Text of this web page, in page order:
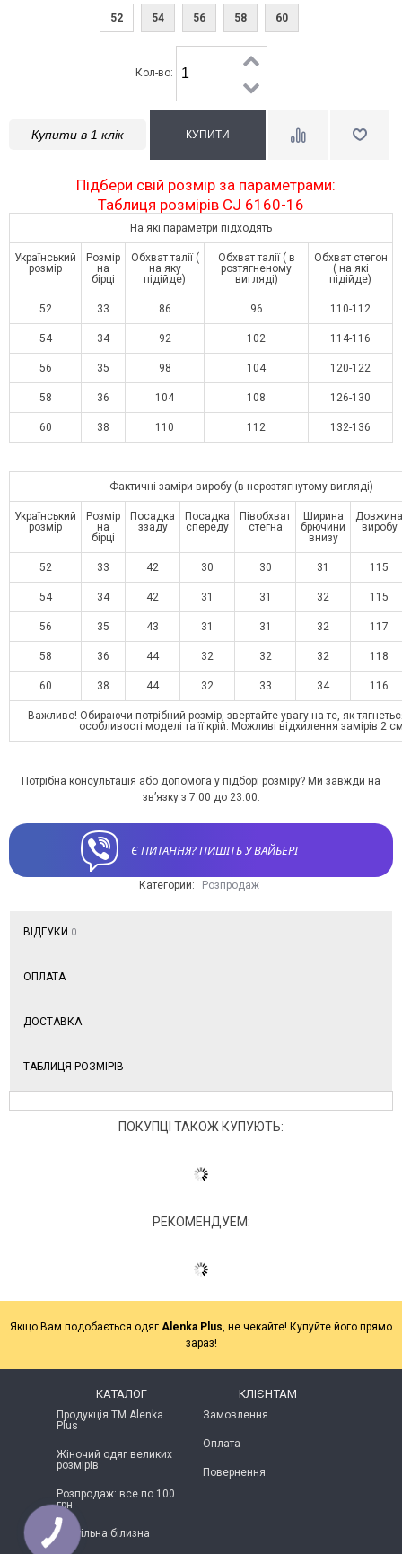
52
54 56 58 60
Кол-во:
Купити в 1 клік
Підбери свій розмір за параметрами:
Таблиця розмірів CJ 6160-16
На які параметри підходять
Український
розмір
Розмір
на
бірці
Обхват талії (
на яку
підійде)
Обхват талії ( в
розтягненому
вигляді)
Обхват стегон
( на які
підійде)
52 33 86 96 110-112
54 34 92 102 114-116
56 35 98 104 120-122
58 36 104 108 126-130
60 38 110 112 132-136
Фактичні заміри виробу (в нерозтягнутому вигляді)
Український
розмір
Розмір
на
бірці
Посадка
ззаду
Посадка
спереду
Півобхват
стегна
Ширина
брючини
внизу
Довжина
виробу
52 33 42 30 30 31 115
54 34 42 31 31 32 115
56 35 43 31 31 32 117
58 36 44 32 32 32 118
60 38 44 32 33 34 116
Важливо! Обираючи потрібний розмір, звертайте увагу на те, як
особливості моделі та її крій. Можливі відхилення замірів 2
Потрібна консультація або допомога у підборі розміру? Ми завжди на
зв’язку з 7:00 до 23:00.
Є ПИТАННЯ? ПИШІТЬ У ВАЙБЕРІ
Категории: Розпродаж
ВІДГУКИ 0
ОПЛАТА
ДОСТАВКА
ТАБЛИЦЯ РОЗМІРІВ
ПОКУПЦІ ТАКОЖ КУПУЮТЬ:
РЕКОМЕНДУЕМ:
Якщо Вам подобається одяг Alenka Plus , не чекайте! Купуйте його прямо
зараз!
КАТАЛОГ
Продукція ТМ Alenka
Plus
Жіночий одяг великих
розмірів
Розпродаж: все по 100
грн
Постільна білизна
КЛІЄНТАМ
Замовлення
Оплата
Повернення